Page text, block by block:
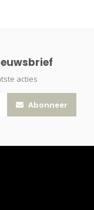
acties
Abonneer